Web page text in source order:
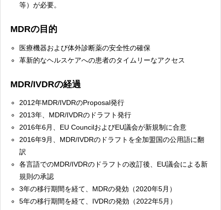
等）が必要。
MDRの目的
医療機器および体外診断薬の安全性の確保
革新的なヘルスケアへの患者のタイムリーなアクセス
MDR/IVDRの経過
2012年MDR/IVDRのProposal発行
2013年、MDR/IVDRのドラフト発行
2016年6月、EU CouncilおよびEU議会が新規制に合意
2016年9月、MDR/IVDRのドラフトを全加盟国の公用語に翻
訳
各言語でのMDR/IVDRのドラフトの改訂後、EU議会による新
規則の承認
3年の移行期間を経て、MDRの発効（2020年5月）
5年の移行期間を経て、IVDRの発効（2022年5月）